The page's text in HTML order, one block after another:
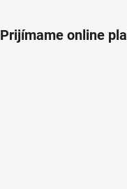
Prijímame online